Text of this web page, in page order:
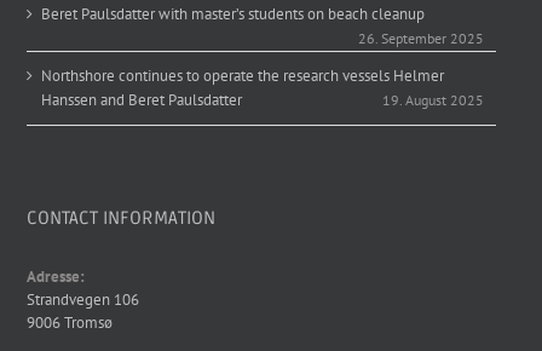
Beret Paulsdatter with master’s students on beach cleanup
26. September 2025
Northshore continues to operate the research vessels Helmer
Hanssen and Beret Paulsdatter
19. August 2025
CONTACT INFORMATION
Adresse:
Strandvegen 106
9006 Tromsø